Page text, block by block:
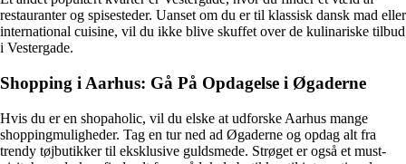
restauranter og spisesteder. Uanset om du er til klassisk dansk mad eller
international cuisine, vil du ikke blive skuffet over de kulinariske tilbud
i Vestergade.
Shopping i Aarhus: Gå På Opdagelse i Øgaderne
Hvis du er en shopaholic, vil du elske at udforske Aarhus mange
shoppingmuligheder. Tag en tur ned ad Øgaderne og opdag alt fra
trendy tøjbutikker til eksklusive guldsmede. Strøget er også et must-